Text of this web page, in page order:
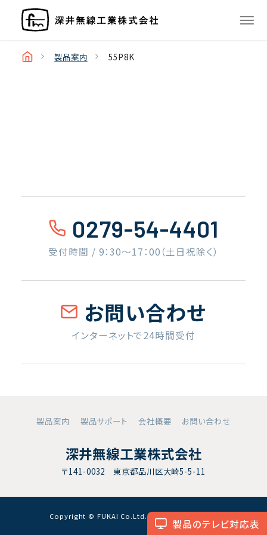
製品のテレビ対応表
製品案内 55P8K
0279-54-4401
受付時間 / 9：30〜17：00（土日祝除く）
お問い合わせ
インターネットで24時間受付
製品案内 製品サポート 会社概要 お問い合わせ
深井無線工業株式会社
〒141-0032 東京都品川区大崎5-5-11
Copyright © FUKAI Co.Ltd. All RightsReserved.